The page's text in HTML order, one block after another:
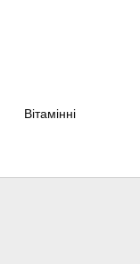
Вітамінні